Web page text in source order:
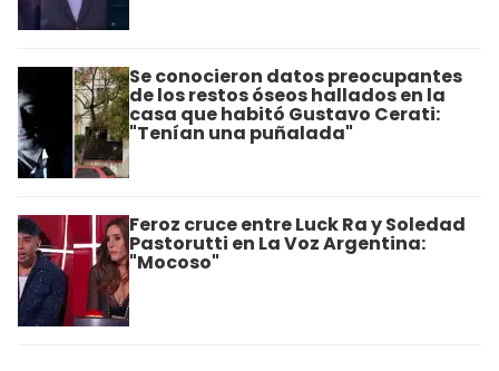
Se conocieron datos preocupantes
de los restos óseos hallados en la
casa que habitó Gustavo Cerati:
"Tenían una puñalada"
Feroz cruce entre Luck Ra y Soledad
Pastorutti en La Voz Argentina:
"Mocoso"